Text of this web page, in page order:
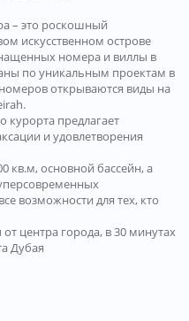
– это роскошный
искусственном острове
номера и виллы в
по уникальным проектам в
открываются виды на
курорта предлагает
и удовлетворения
кв.м, основной бассейн, а
возможности для тех, кто
центра города, в 30 минутах
Дубая